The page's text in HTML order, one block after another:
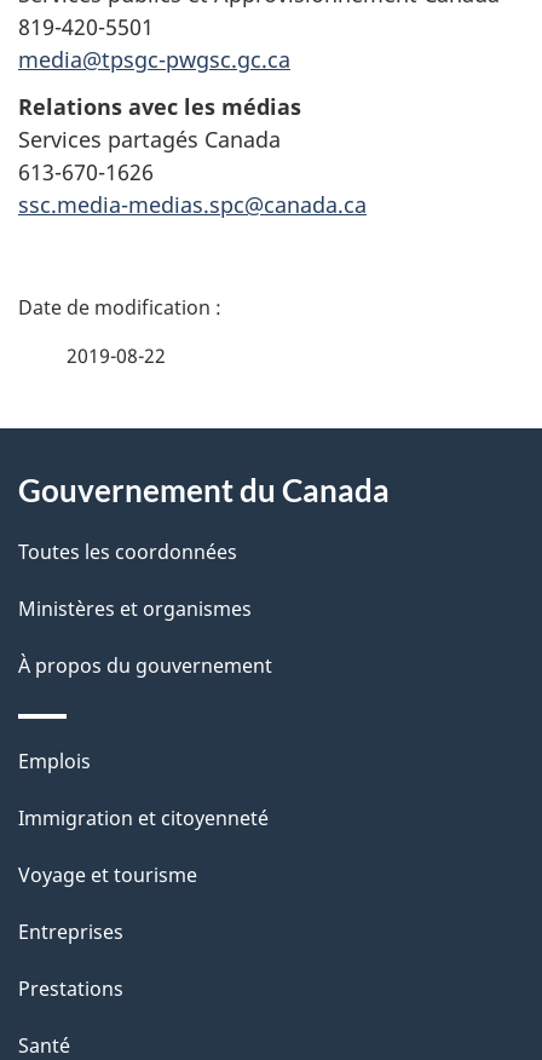
819-420-5501
media@tpsgc-pwgsc.gc.ca
Relations avec les médias
Services partagés Canada
613-670-1626
ssc.media-medias.spc@canada.ca
D
i
l
s
d
e
l
a
p
a
g
e
2019-08-22
propos
de
ce
site
Gouvernement du Canada
Toutes les coordonnées
Ministères et organismes
À propos du gouvernement
Thèmes
sujets
Emplois
Immigration et citoyenneté
Voyage et tourisme
Entreprises
Prestations
Santé